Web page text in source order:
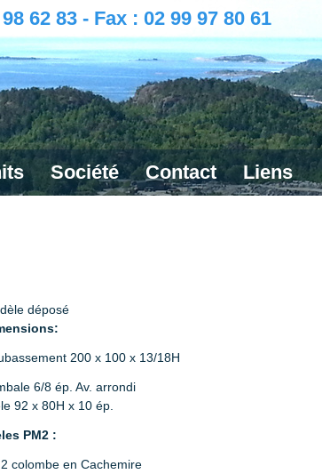
62 83 - Fax : 02 99 97 80 61
Société Contact Liens
déposé
200 x 100 x 13/18H
6/8 ép. Av. arrondi
92 x 80H x 10 ép.
PM2 :
colombe en Cachemire